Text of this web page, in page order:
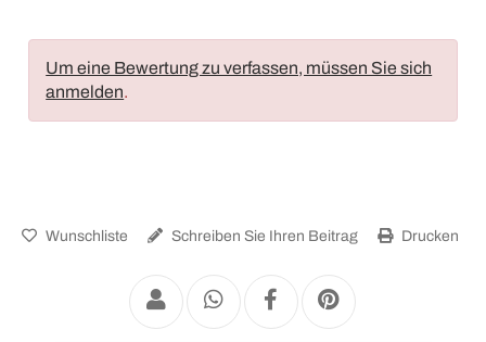
Um eine Bewertung zu verfassen, müssen Sie sich
anmelden.
Wunschliste Schreiben Sie Ihren Beitrag Drucken